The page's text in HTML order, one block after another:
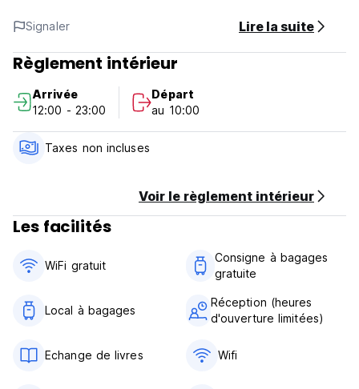
Signaler
Lire la suite
Règlement intérieur
Arrivée
12:00 - 23:00
Départ
au 10:00
Taxes non incluses
Voir le règlement intérieur
Les facilités
WiFi gratuit
Consigne à bagages
gratuite
Local à bagages
Réception (heures
d'ouverture limitées)
Echange de livres Wifi